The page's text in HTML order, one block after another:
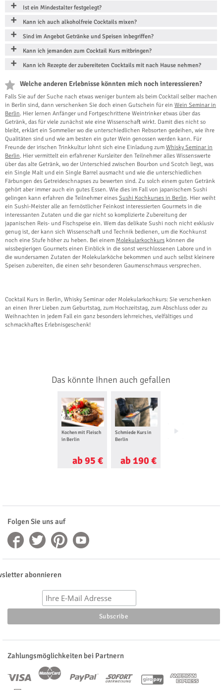
Ist ein Mindestalter festgelegt?
Kann ich auch alkoholfreie Cocktails mixen?
Sind im Angebot Getränke und Speisen inbegriffen?
Kann ich jemanden zum Cocktail Kurs mitbringen?
Kann ich Rezepte der zubereiteten Cocktails mit nach Hause nehmen?
Welche anderen Erlebnisse könnten mich noch interessieren?
Falls Sie auf der Suche nach etwas weniger buntem als beim Cocktail selber machen
in Berlin sind, dann verschenken Sie doch einen Gutschein für ein Wein Seminar in
Berlin. Hier lernen Anfänger und Fortgeschrittene Weintrinker etwas über das
Getränk, das für viele zunächst wie eine Wissenschaft wirkt. Damit dies nicht so
bleibt, erklärt ein Sommelier wo die unterschiedlichen Rebsorten gedeihen, wie ihre
Qualitäten sind und wie am besten ein guter Wein genossen werden kann. Für
Freunde der irischen Trinkkultur lohnt sich eine Einladung zum Whisky Seminar in
Berlin. Hier vermittelt ein erfahrener Kursleiter den Teilnehmer alles Wissenswerte
über das alte Getränk, wo der Unterschied zwischen Bourbon und Scotch liegt, was
ein Single Malt und ein Single Barrel ausmacht und wie die unterschiedlichen
Färbungen des Getreideschnapses zu bewerten sind. Zu solch einem guten Getränk
gehört aber immer auch ein gutes Essen. Wie dies im Fall von japanischem Sushi
gelingen kann erfahren die Teilnehmer eines Sushi Kochkurses in Berlin. Hier weiht
ein Sushi-Meister alle an fernöstlicher Feinkost interessierten Gourmets in die
interessanten Zutaten und die gar nicht so komplizierte Zubereitung der
japanischen Reis- und Fischspeise ein. Wem das delikate Sushi noch nicht exklusiv
genug ist, der kann sich Wissenschaft und Technik bedienen, um die Kochkunst
noch eine Stufe höher zu heben. Bei einem Molekularkochkurs können die
wissbegierigen Gourmets einen Einblick in die sonst verschlossenen Labore und in
die wundersamen Zutaten der Molekularköche bekommen und auch selbst kleinere
Speisen zubereiten, die einen sehr besonderen Gaumenschmaus versprechen.
Cocktail Kurs in Berlin, Whisky Seminar oder Molekularkochkurs: Sie verschenken
an einen Ihrer Lieben zum Geburtstag, zum Hochzeitstag, zum Abschluss oder zu
Weihnachten in jedem Fall ein ganz besonders lehrreiches, vielfältiges und
schmackhaftes Erlebnisgeschenk!
Das könnte Ihnen auch gefallen
Kochen mit Fleisch
in Berlin
ab 95 €
Schmiede Kurs in
Berlin
ab 190 €
Segelkurs in Berlin
Folgen Sie uns auf
abonnieren
Zahlungsmöglichkeiten bei Partnern